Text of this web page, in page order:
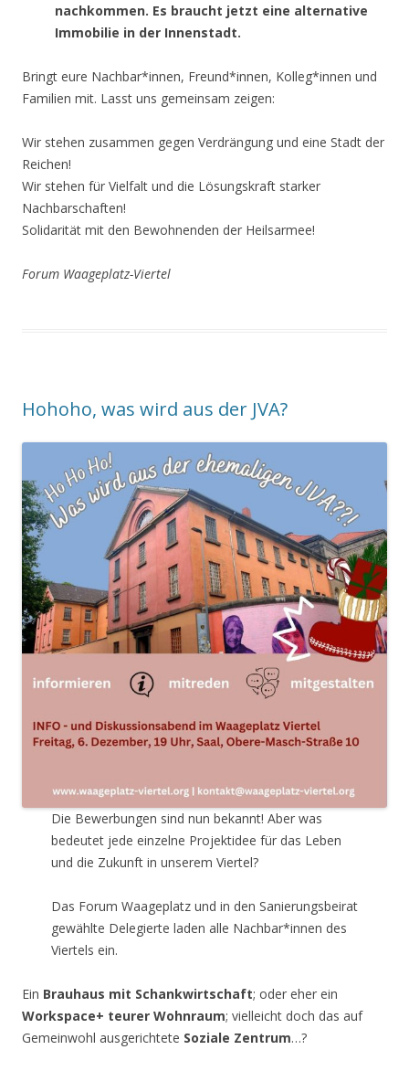
nachkommen. Es braucht jetzt eine alternative
Immobilie in der Innenstadt.
Bringt eure Nachbar*innen, Freund*innen, Kolleg*innen und
Familien mit. Lasst uns gemeinsam zeigen:
Wir stehen zusammen gegen Verdrängung und eine Stadt der
Reichen!
Wir stehen für Vielfalt und die Lösungskraft starker
Nachbarschaften!
Solidarität mit den Bewohnenden der Heilsarmee!
Forum Waageplatz-Viertel
Hohoho, was wird aus der JVA?
Die Bewerbungen sind nun bekannt! Aber was
bedeutet jede einzelne Projektidee für das Leben
und die Zukunft in unserem Viertel?
Das Forum Waageplatz und in den Sanierungsbeirat
gewählte Delegierte laden alle Nachbar*innen des
Viertels ein.
Ein Brauhaus mit Schankwirtschaft; oder eher ein
Workspace+ teurer Wohnraum; vielleicht doch das auf
Gemeinwohl ausgerichtete Soziale Zentrum…?